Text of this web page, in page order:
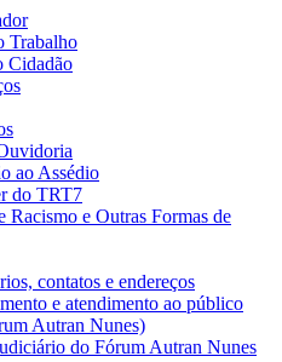
Trabalho
Cidadão
ao Assédio
do TRT7
Racismo e Outras Formas de
contatos e endereços
e atendimento ao público
Autran Nunes)
do Fórum Autran Nunes